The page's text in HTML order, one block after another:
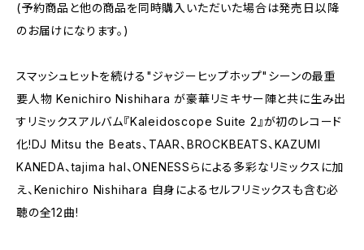
(予約商品と他の商品を同時購入いただいた場合は発売日以降
のお届けになります。)
スマッシュヒットを続ける"ジャジーヒップホップ"シーンの最重
要人物 Kenichiro Nishihara が豪華リミキサー陣と共に生み出
すリミックスアルバム『Kaleidoscope Suite 2』が初のレコード
化!DJ Mitsu the Beats、TAAR、BROCKBEATS、KAZUMI
KANEDA、tajima hal、ONENESSらによる多彩なリミックスに加
え、Kenichiro Nishihara 自身によるセルフリミックスも含む必
聴の全12曲!